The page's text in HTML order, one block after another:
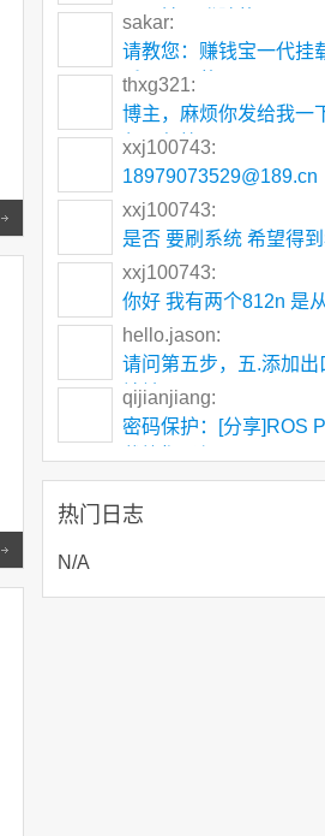
Read more
Read more
可以输入登陆的
sakar:
请教您：赚钱宝一代挂
后，显示的是NA
thxg321:
博主，麻烦你发给我一
包，邮箱 5195
xxj100743:
18979073529@189.cn
xxj100743:
是否 要刷系统 希望得
xxj100743:
你好 我有两个812n 是
下，
hello.jason:
请问第五步，五.添加出
地址172.1
qijianjiang:
密码保护：[分享]ROS
热门日志
N/A